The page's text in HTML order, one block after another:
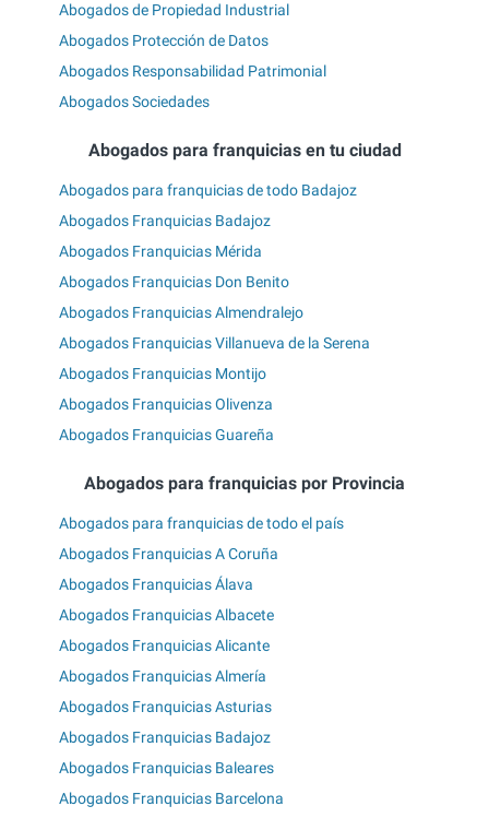
Abogados de Propiedad Industrial
Abogados Protección de Datos
Abogados Responsabilidad Patrimonial
Abogados Sociedades
Abogados para franquicias en tu ciudad
Abogados para franquicias de todo Badajoz
Abogados Franquicias Badajoz
Abogados Franquicias Mérida
Abogados Franquicias Don Benito
Abogados Franquicias Almendralejo
Abogados Franquicias Villanueva de la Serena
Abogados Franquicias Montijo
Abogados Franquicias Olivenza
Abogados Franquicias Guareña
Abogados para franquicias por Provincia
Abogados para franquicias de todo el país
Abogados Franquicias A Coruña
Abogados Franquicias Álava
Abogados Franquicias Albacete
Abogados Franquicias Alicante
Abogados Franquicias Almería
Abogados Franquicias Asturias
Abogados Franquicias Badajoz
Abogados Franquicias Baleares
Abogados Franquicias Barcelona